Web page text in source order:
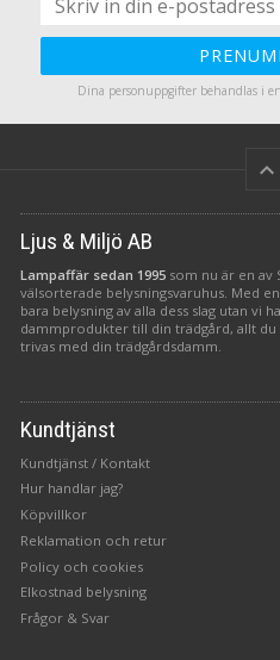
Dina personuppgifter behandlas i
keyboard_arrow_up
Ljus & Miljö AB
Lampaffär sedan 1995 som nu är en av
välsorterade belysningsvaruhus. Med
bara belysning av alla dess slag utan vi
dammprodukter till din trädgård, allt
trivas med din trädgårdsdamm.
Kundtjänst
Kundtjänst / Kontakt
Hur handlar jag?
Köpvillkor
Reklamation och retur
Policy och cookies
Elkostnad belysning
Frågor & Svar